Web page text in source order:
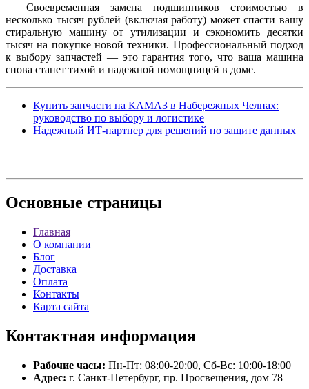
Своевременная замена подшипников стоимостью в
несколько тысяч рублей (включая работу) может спасти вашу
стиральную машину от утилизации и сэкономить десятки
тысяч на покупке новой техники. Профессиональный подход
к выбору запчастей — это гарантия того, что ваша машина
снова станет тихой и надежной помощницей в доме.
Купить запчасти на КАМАЗ в Набережных Челнах:
руководство по выбору и логистике
Надежный ИТ-партнер для решений по защите данных
Основные страницы
Главная
О компании
Блог
Доставка
Оплата
Контакты
Карта сайта
Контактная информация
Рабочие часы: Пн-Пт: 08:00-20:00, Сб-Вс: 10:00-18:00
Адрес: г. Санкт-Петербург, пр. Просвещения, дом 78